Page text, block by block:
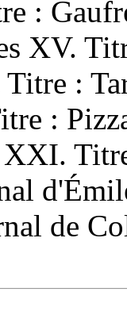
:
XV.
:
:
de